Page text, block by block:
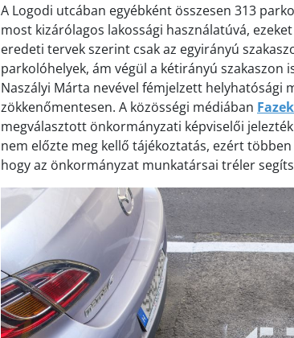
A Logodi utcában egyébként összesen 313
most kizárólagos lakossági használatúvá,
eredeti tervek szerint csak az egyirányú
parkolóhelyek, ám végül a kétirányú szakaszon
Naszályi Márta nevével fémjelzett helyhatósági
zökkenőmentesen. A közösségi médiában
megválasztott önkormányzati képviselői
nem előzte meg kellő tájékoztatás, ezért
hogy az önkormányzat munkatársai tréler